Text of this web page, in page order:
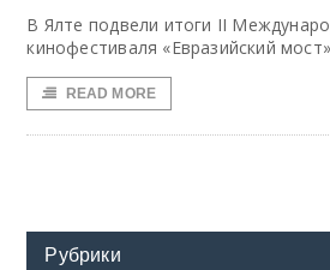
В Ялте подвели итоги II
кинофестиваля «Евразийский мост»
READ MORE
Рубрики